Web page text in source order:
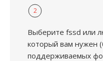
2
Выберите fssd или
который вам нужен
поддерживаемых